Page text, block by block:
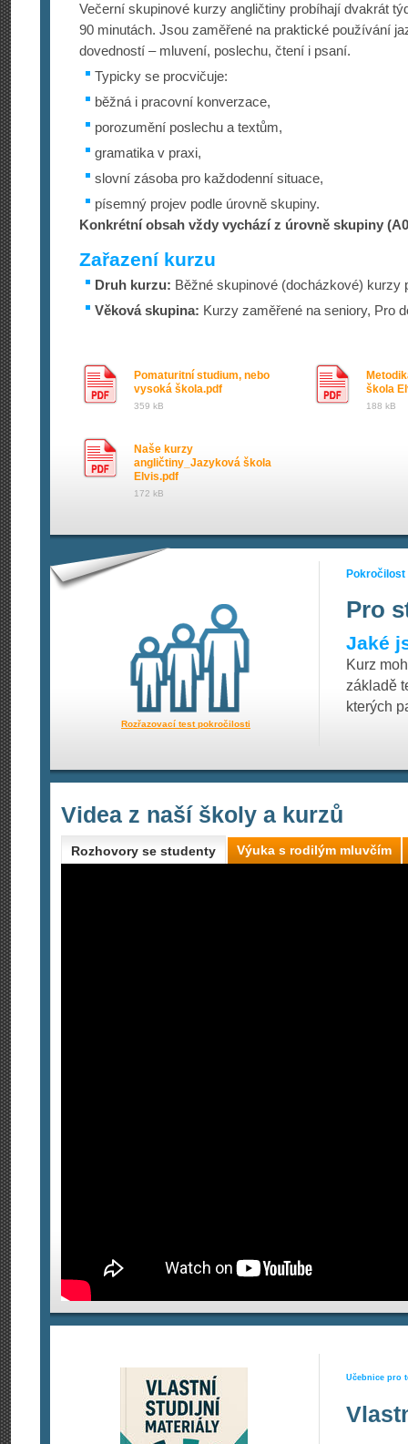
Večerní skupinové kurzy angličtiny probíhají dvakrát
90 minutách. Jsou zaměřené na praktické používání
dovedností – mluvení, poslechu, čtení i psaní.
Typicky se procvičuje:
běžná i pracovní konverzace,
porozumění poslechu a textům,
gramatika v praxi,
slovní zásoba pro každodenní situace,
písemný projev podle úrovně skupiny.
Konkrétní obsah vždy vychází z úrovně skupiny
Zařazení kurzu
Druh kurzu: Běžné skupinové (docházkové) kurzy
Věková skupina: Kurzy zaměřené na seniory, Pro
Pomaturitní studium, nebo
vysoká škola.pdf
359 kB
škola
188 kB
Naše kurzy
angličtiny_Jazyková škola
Elvis.pdf
172 kB
Pokročilost
Pro
Jaké
Kurz
základě
kterých
Rozřazovací test pokročilosti
Videa z naší školy a kurzů
Rozhovory se studenty Výuka s rodilým mluvčím
Učebnice pro